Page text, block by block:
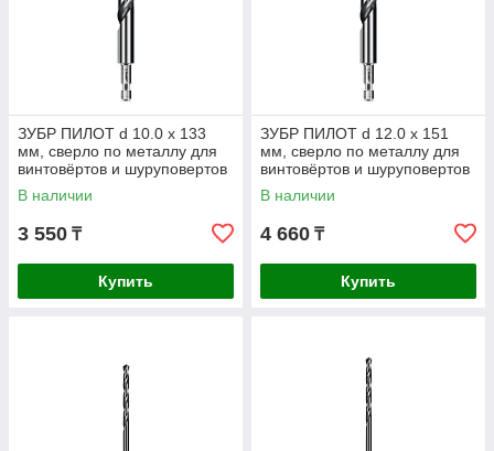
ЗУБР ПИЛОТ d 10.0 х 133
мм, сверло по металлу для
винтовёртов и шуруповертов
IMPACT READY
Профессионал
В наличии
3 550 ₸
Купить
ЗУБР ПИЛОТ d 12.0 х 151
мм, сверло по металлу для
винтовёртов и шуруповертов
IMPACT READY
Профессионал
В наличии
4 660 ₸
Купить